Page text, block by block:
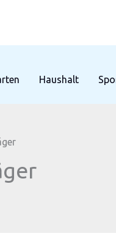
Haushalt